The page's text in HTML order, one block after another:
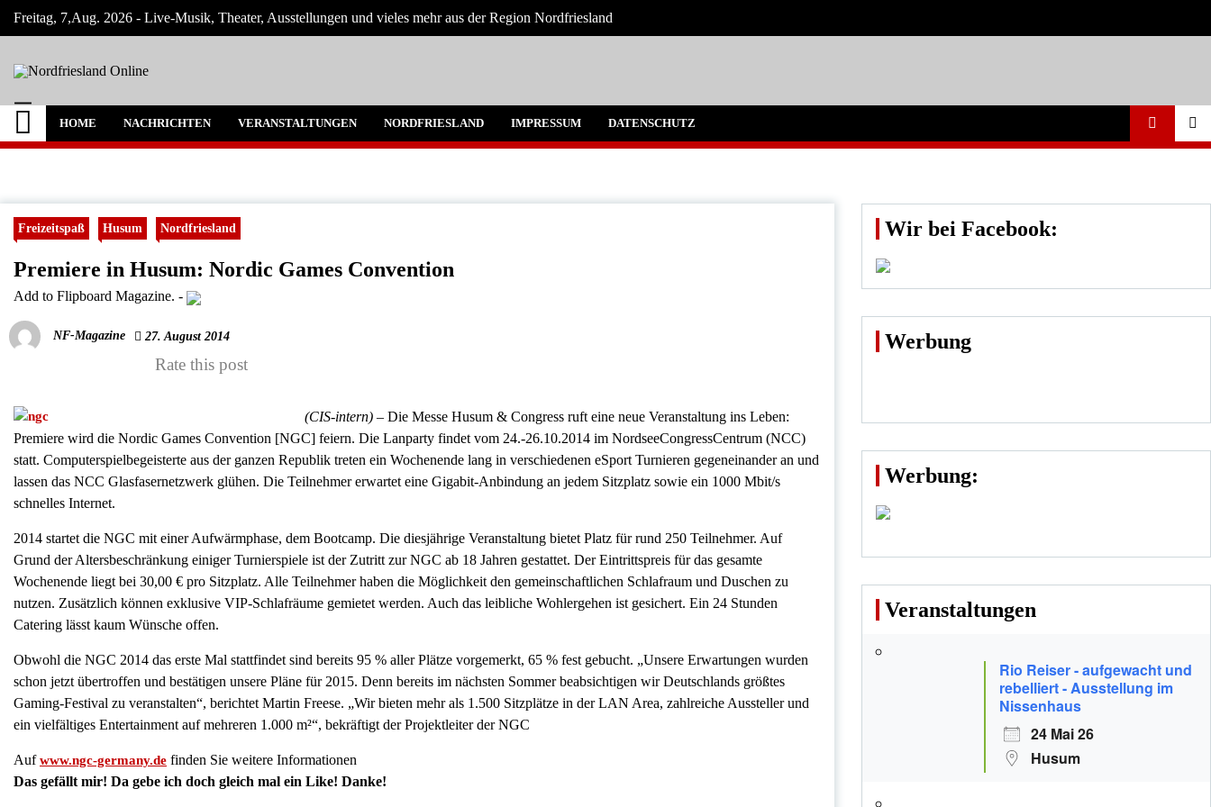
Skip
Freitag, 7,Aug. 2026 - Live-Musik, Theater, Ausstellungen und vieles mehr aus der Region Nordfriesland
Nordfriesland Online
Der Blog mit Nachrichten und Veranstaltungen für Nordfriesland und Husum
HOME NACHRICHTEN VERANSTALTUNGEN NORDFRIESLAND IMPRESSUM DATENSCHUTZ
Freizeitspaß Husum Nordfriesland
Premiere in Husum: Nordic Games Convention
Add to Flipboard Magazine. -
NF-Magazine 27. August 2014
Rate this post
(CIS-intern) – Die Messe Husum & Congress ruft eine neue Veranstaltung ins Leben:
Premiere wird die Nordic Games Convention [NGC] feiern. Die Lanparty findet vom 24.-26.10.2014 im NordseeCongressCentrum (NCC)
statt. Computerspielbegeisterte aus der ganzen Republik treten ein Wochenende lang in verschiedenen eSport Turnieren gegeneinander an und
lassen das NCC Glasfasernetzwerk glühen. Die Teilnehmer erwartet eine Gigabit-Anbindung an jedem Sitzplatz sowie ein 1000 Mbit/s
schnelles Internet.
2014 startet die NGC mit einer Aufwärmphase, dem Bootcamp. Die diesjährige Veranstaltung bietet Platz für rund 250 Teilnehmer. Auf
Grund der Altersbeschränkung einiger Turnierspiele ist der Zutritt zur NGC ab 18 Jahren gestattet. Der Eintrittspreis für das gesamte
Wochenende liegt bei 30,00 € pro Sitzplatz. Alle Teilnehmer haben die Möglichkeit den gemeinschaftlichen Schlafraum und Duschen zu
nutzen. Zusätzlich können exklusive VIP-Schlafräume gemietet werden. Auch das leibliche Wohlergehen ist gesichert. Ein 24 Stunden
Catering lässt kaum Wünsche offen.
Obwohl die NGC 2014 das erste Mal stattfindet sind bereits 95 % aller Plätze vorgemerkt, 65 % fest gebucht. „Unsere Erwartungen wurden
schon jetzt übertroffen und bestätigen unsere Pläne für 2015. Denn bereits im nächsten Sommer beabsichtigen wir Deutschlands größtes
Gaming-Festival zu veranstalten“, berichtet Martin Freese. „Wir bieten mehr als 1.500 Sitzplätze in der LAN Area, zahlreiche Aussteller und
ein vielfältiges Entertainment auf mehreren 1.000 m²“, bekräftigt der Projektleiter der NGC
Aufwww.ngc-germany.de finden Sie weitere Informationen
Das gefällt mir! Da gebe ich doch gleich mal ein Like! Danke!
Wir bei Facebook:
Werbung
Werbung:
Veranstaltungen
Rio Reiser - aufgewacht und
rebelliert - Ausstellung im
Nissenhaus
24 Mai 26
Husum